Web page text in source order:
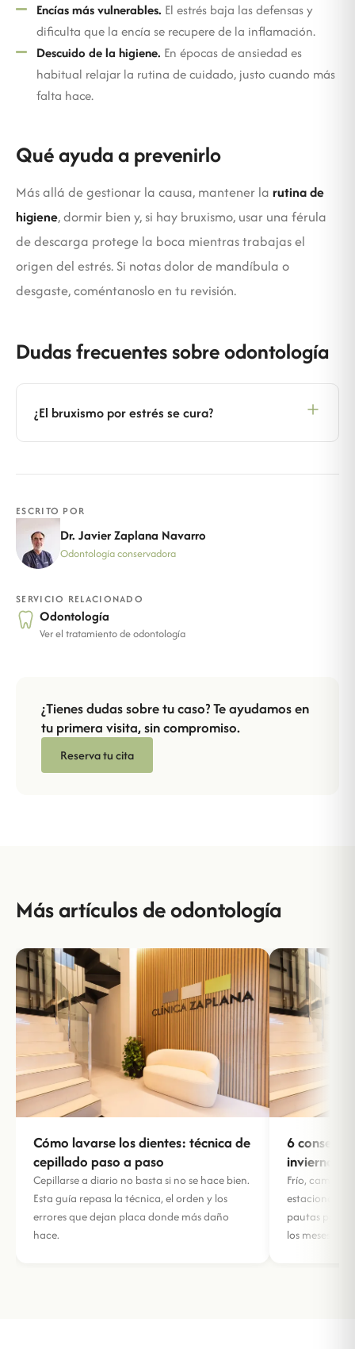
Encías más vulnerables. El estrés baja las defensas y
dificulta que la encía se recupere de la inflamación.
Descuido de la higiene. En épocas de ansiedad es
habitual relajar la rutina de cuidado, justo cuando más
falta hace.
Qué ayuda a prevenirlo
Más allá de gestionar la causa, mantener la rutina de
higiene, dormir bien y, si hay bruxismo, usar una férula
de descarga protege la boca mientras trabajas el
origen del estrés. Si notas dolor de mandíbula o
desgaste, coméntanoslo en tu revisión.
Dudas frecuentes sobre odontología
¿El bruxismo por estrés se cura?
ESCRITO POR
Dr. Javier Zaplana Navarro
Odontología conservadora
SERVICIO RELACIONADO
Odontología
Ver el tratamiento de odontología
¿Tienes dudas sobre tu caso? Te ayudamos en
tu primera visita, sin compromiso.
Reserva tu cita
Más artículos de odontología
Cómo lavarse los dientes: técnica de
cepillado paso a paso
Cepillarse a diario no basta si no se hace bien.
Esta guía repasa la técnica, el orden y los
errores que dejan placa donde más daño
hace.
6 consejos
invierno
Frío, cambios
estacional
pautas para
los meses fríos.